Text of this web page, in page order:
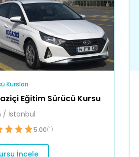
Kursları
Eğitim Sürücü Kursu
/ İstanbul
5.00(1)
İncele